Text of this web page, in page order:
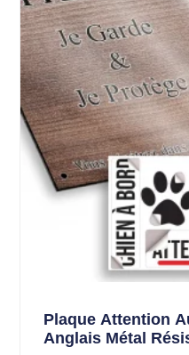
Plaque Attention
Anglais Métal